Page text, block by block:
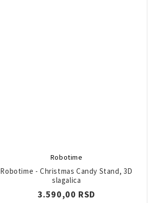
Robotime
Robotime - Christmas Candy Stand, 3D
slagalica
3.590,00 RSD